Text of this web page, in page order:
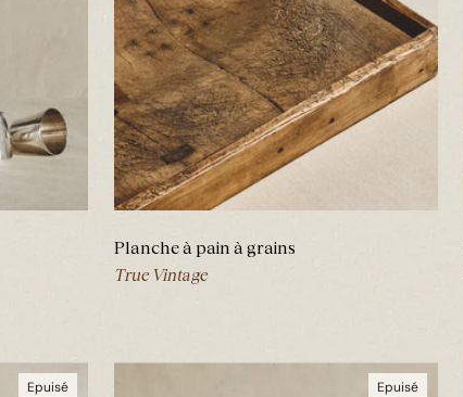
Planche à pain à grains
True Vintage
Epuisé Epuisé